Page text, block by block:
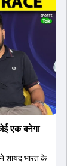
एक बनेगा
शायद भारत के